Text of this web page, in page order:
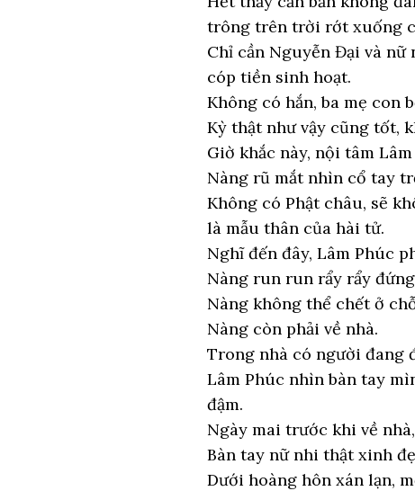
trông trên trời rớt xuống
Chỉ cần Nguyễn Đại và
cóp tiền sinh hoạt.
Không có hắn, ba mẹ con
Kỳ thật như vậy cũng tốt,
Giờ khắc này, nội tâm
Nàng rũ mắt nhìn cổ tay
Không có Phật châu, sẽ
là mẫu thân của hài tử.
Nghĩ đến đây, Lâm Phúc
Nàng run run rẩy rẩy
Nàng không thể chết ở
Nàng còn phải về nhà.
Trong nhà có người đang
Lâm Phúc nhìn bàn tay
đậm.
Ngày mai trước khi về
Bàn tay nữ nhi thật xinh
Dưới hoàng hôn xán lạn,